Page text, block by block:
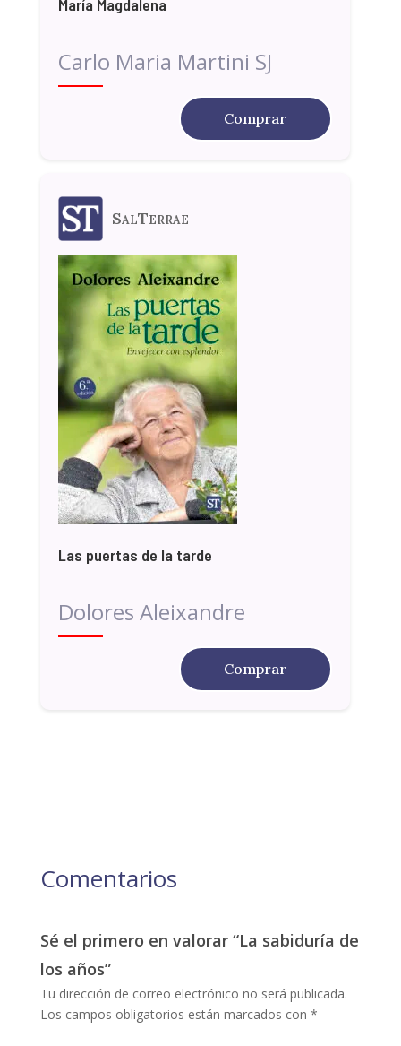
María Magdalena
Carlo Maria Martini SJ
Comprar
SalTerrae
Las puertas de la tarde
Dolores Aleixandre
Comprar
Comentarios
Sé el primero en valorar “La sabiduría de
los años”
Tu dirección de correo electrónico no será publicada.
Los campos obligatorios están marcados con *